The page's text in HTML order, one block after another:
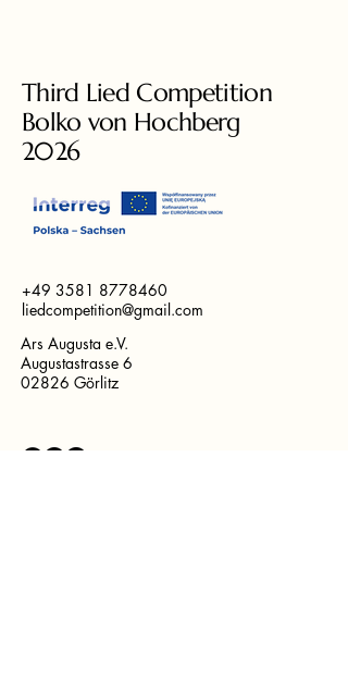
Third Lied Competition
Bolko von Hochberg
2026
+49 3581 8778460
liedcompetition@gmail.com
Ars Augusta e.V.
Augustastrasse 6
02826 Görlitz